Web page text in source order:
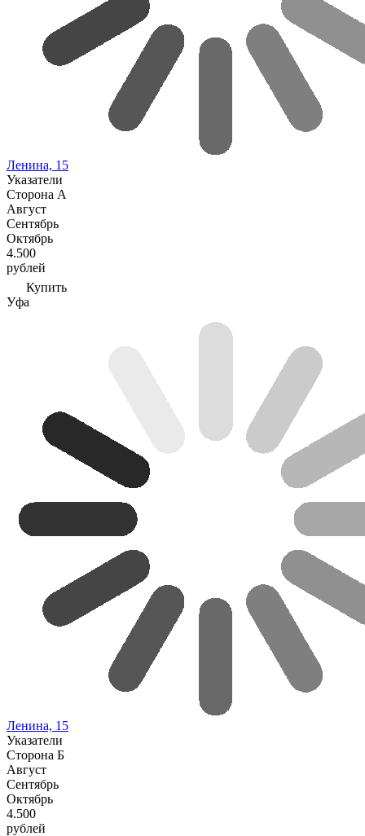
Ленина, 15
Указатели
Сторона А
Август
Сентябрь
Октябрь
4.500
рублей
Купить
Уфа
Ленина, 15
Указатели
Сторона Б
Август
Сентябрь
Октябрь
4.500
рублей